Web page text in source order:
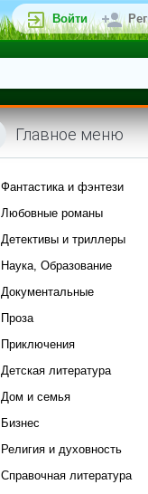
Войти
Главное меню
Фантастика и фэнтези
Любовные романы
Детективы и триллеры
Наука, Образование
Документальные
Проза
Приключения
Детская литература
Дом и семья
Бизнес
Религия и духовность
Справочная литература